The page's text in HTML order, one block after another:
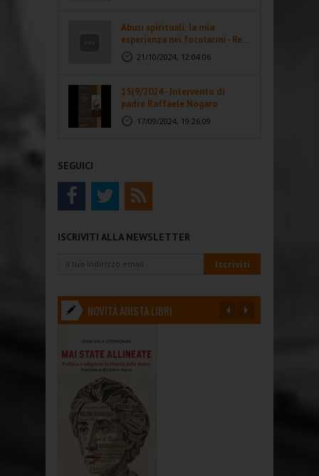
Abusi spirituali: la mia
esperienza nei focolarini - Re...
21/10/2024, 12:04:06
15(9/2024 - Intervento di
padre Raffaele Nogaro
17/09/2024, 19:26:09
SEGUICI
ISCRIVITI ALLA NEWSLETTER
NOVITÀ ADISTA LIBRI